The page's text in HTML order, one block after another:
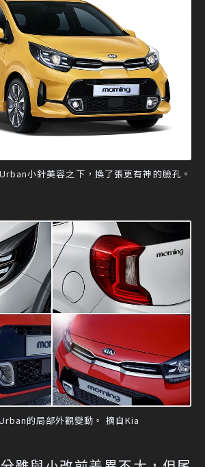
小針美容之下，換了張更有神的臉孔。
的局部外觀變動。 摘自Kia